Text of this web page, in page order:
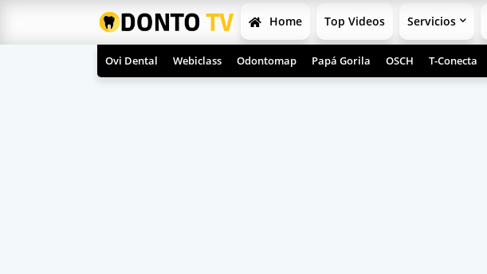
Home Top Videos Servicios
Ovi Dental Webiclass Odontomap Papá Gorila OSCH T-Conecta